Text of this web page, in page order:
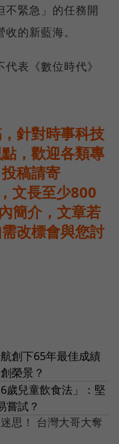
不緊急」的任務開
的新藍海。
表《數位時代》
針對時事科技
，歡迎各類專
稿請寄
，文長至少800
簡介，文章若
改標會與您討
創下65年最佳成績
榮景？
歲兒童飲食法」：堅
嘗試？
思！ 台灣大哥大奪